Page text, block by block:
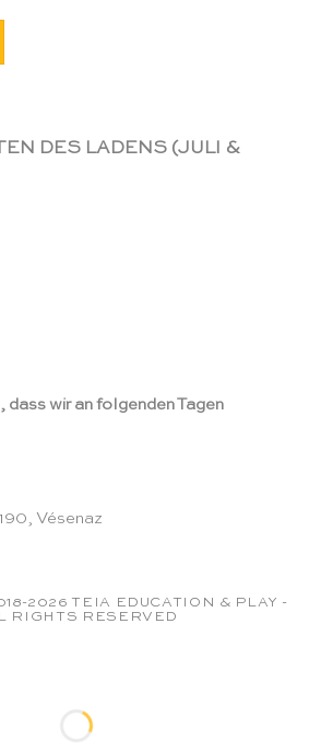
DES LADENS (JULI &
wir an folgenden Tagen
Vésenaz
2026 TEIA EDUCATION & PLAY -
RIGHTS RESERVED